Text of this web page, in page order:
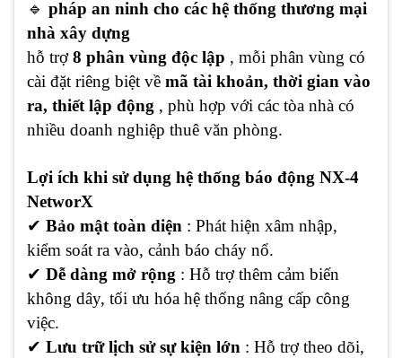
🔹 pháp an ninh cho các hệ thống thương mại
nhà xây dựng
hỗ trợ8 phân vùng độc lập , mỗi phân vùng có
cài đặt riêng biệt về mã tài khoản, thời gian vào
ra, thiết lập động , phù hợp với các tòa nhà có
nhiều doanh nghiệp thuê văn phòng.
Lợi ích khi sử dụng hệ thống báo động NX-4
NetworX
✔ Bảo mật toàn diện : Phát hiện xâm nhập,
kiểm soát ra vào, cảnh báo cháy nổ.
✔ Dễ dàng mở rộng : Hỗ trợ thêm cảm biến
không dây, tối ưu hóa hệ thống nâng cấp công
việc.
✔ Lưu trữ lịch sử sự kiện lớn : Hỗ trợ theo dõi,